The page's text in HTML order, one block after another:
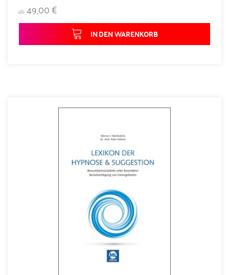
ab49,00 €
IN DEN WARENKORB